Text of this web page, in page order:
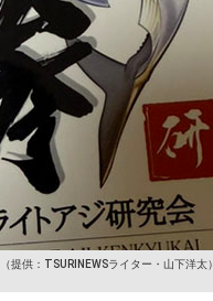
（提供：TSURINEWSライター・山下洋太）